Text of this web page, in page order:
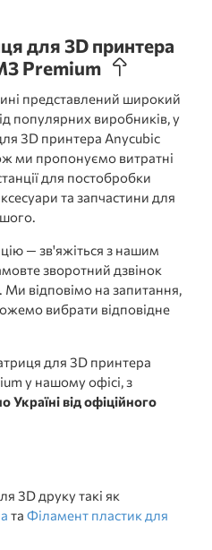
для 3D принтера
Premium
представлений широкий
популярних виробників, у
3D принтера Anycubic
ми пропонуємо витратні
для постобробки
та запчастини для
— зв'яжіться з нашим
зворотний дзвінок
відповімо на запитання,
вибрати відповідне
для 3D принтера
у нашому офісі, з
Україні від офіційного
3D друку такі як
та Філамент пластик для